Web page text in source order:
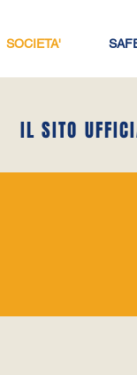
SOCIETA'
IL SITO